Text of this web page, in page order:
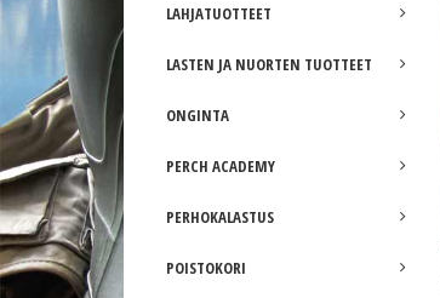
LAHJATUOTTEET
LASTEN JA NUORTEN TUOTTEET
ONGINTA
PERCH ACADEMY
PERHOKALASTUS
POISTOKORI